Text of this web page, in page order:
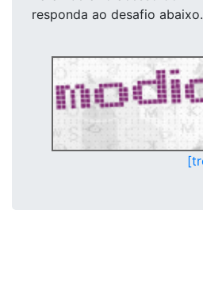
responda ao desafio abaixo.